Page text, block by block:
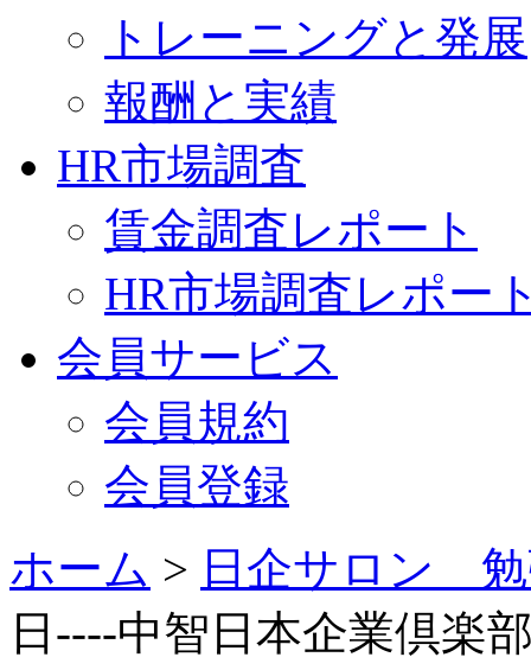
トレーニングと発展
報酬と実績
HR市場調査
賃金調査レポート
HR市場調査レポー
会員サービス
会員規約
会員登録
ホーム > 日企サロン
日----中智日本企業倶楽